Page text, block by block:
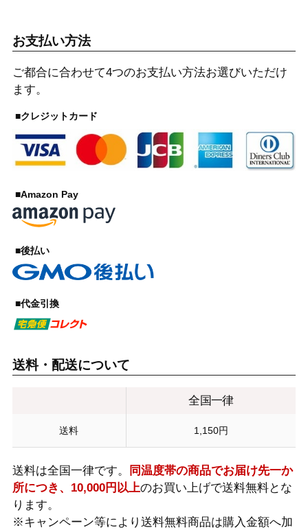
お支払い方法
ご都合に合わせて4つのお支払い方法お選びいただけ
ます。
■クレジットカード
■Amazon Pay
■後払い
■代金引換
送料・配送について
全国一律
送料 1,150円
送料は全国一律です。
同温度帯の商品でお届け先一か
所につき、10,000円以上のお買い上げで送料無料とな
ります。
※キャンペーン等により送料無料商品は購入金額へ加